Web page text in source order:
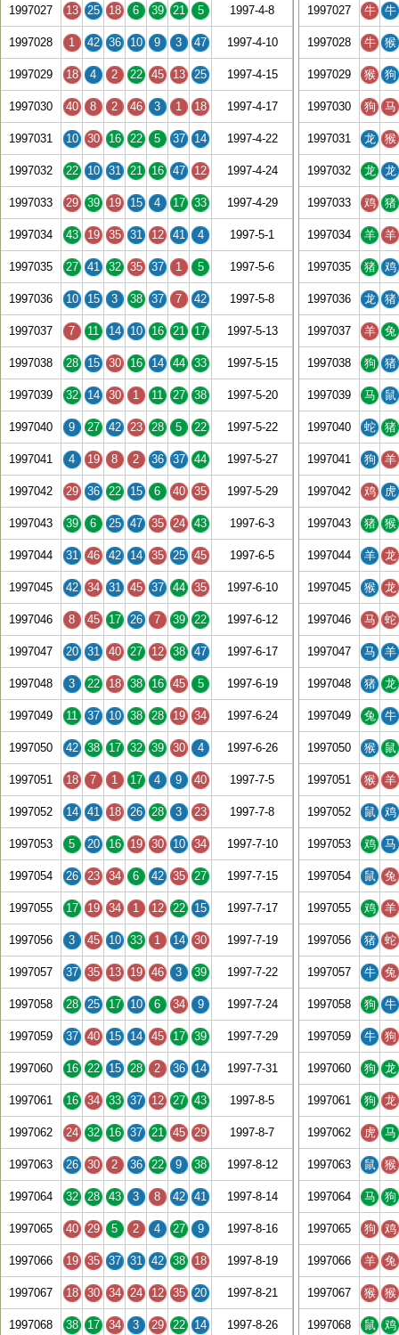
1997027 13 25 18 6 39 21 5 1997-4-8
1997028 1 42 36 10 9 3 47 1997-4-10
1997029 18 4 2 22 45 13 25 1997-4-15
1997030 40 8 2 46 3 1 18 1997-4-17
1997031 10 30 16 22 5 37 14 1997-4-22
1997032 22 10 31 21 16 47 12 1997-4-24
1997033 29 39 19 15 4 17 33 1997-4-29
1997034 43 19 35 31 12 41 4 1997-5-1
1997035 27 41 32 35 37 1 5 1997-5-6
1997036 10 15 3 38 37 7 42 1997-5-8
1997037 7 11 14 10 16 21 17 1997-5-13
1997038 28 15 30 16 14 44 33 1997-5-15
1997039 32 14 30 1 11 27 38 1997-5-20
1997040 9 27 42 23 28 5 22 1997-5-22
1997041 4 19 8 2 36 37 44 1997-5-27
1997042 29 36 22 15 6 40 35 1997-5-29
1997043 39 6 25 47 35 24 43 1997-6-3
1997044 31 46 42 14 35 25 45 1997-6-5
1997045 42 34 31 45 37 44 35 1997-6-10
1997046 8 45 17 26 7 39 22 1997-6-12
1997047 20 31 40 27 12 38 47 1997-6-17
1997048 3 22 18 38 16 45 5 1997-6-19
1997049 11 37 10 38 28 19 34 1997-6-24
1997050 42 38 17 32 39 30 4 1997-6-26
1997051 18 7 1 17 4 9 40 1997-7-5
1997052 14 41 18 26 28 3 23 1997-7-8
1997053 5 20 16 19 30 10 34 1997-7-10
1997054 26 23 34 6 42 35 27 1997-7-15
1997055 17 19 34 1 12 22 15 1997-7-17
1997056 3 45 10 33 1 14 30 1997-7-19
1997057 37 35 13 19 46 3 39 1997-7-22
1997058 28 25 17 10 6 34 9 1997-7-24
1997059 37 40 15 14 45 17 39 1997-7-29
1997060 16 22 15 28 2 36 14 1997-7-31
1997061 16 34 33 37 12 27 43 1997-8-5
1997062 24 32 16 37 21 45 29 1997-8-7
1997063 26 30 2 36 22 9 38 1997-8-12
1997064 32 28 43 3 8 42 41 1997-8-14
1997065 40 29 5 2 4 27 9 1997-8-16
1997066 19 35 37 31 42 38 18 1997-8-19
1997067 18 30 34 24 12 35 20 1997-8-21
1997068 38 17 34 3 29 22 14 1997-8-26
1997027 牛 牛
1997028 牛 猴
1997029 猴 狗
1997030 狗 马
1997031 龙 猴
1997032 龙 龙
1997033 鸡 猪
1997034 羊 羊
1997035 猪 鸡
1997036 龙 猪
1997037 羊 兔
1997038 狗 猪
1997039 马 鼠
1997040 蛇 猪
1997041 狗 羊
1997042 鸡 虎
1997043 猪 猴
1997044 羊 龙
1997045 猴 龙
1997046 马 蛇
1997047 马 羊
1997048 猪 龙
1997049 兔 牛
1997050 猴 鼠
1997051 猴 羊
1997052 鼠 鸡
1997053 鸡 马
1997054 鼠 兔
1997055 鸡 羊
1997056 猪 蛇
1997057 牛 兔
1997058 狗 牛
1997059 牛 狗
1997060 狗 龙
1997061 狗 龙
1997062 虎 马
1997063 鼠 猴
1997064 马 狗
1997065 狗 鸡
1997066 羊 兔
1997067 猴 猴
1997068 鼠 鸡